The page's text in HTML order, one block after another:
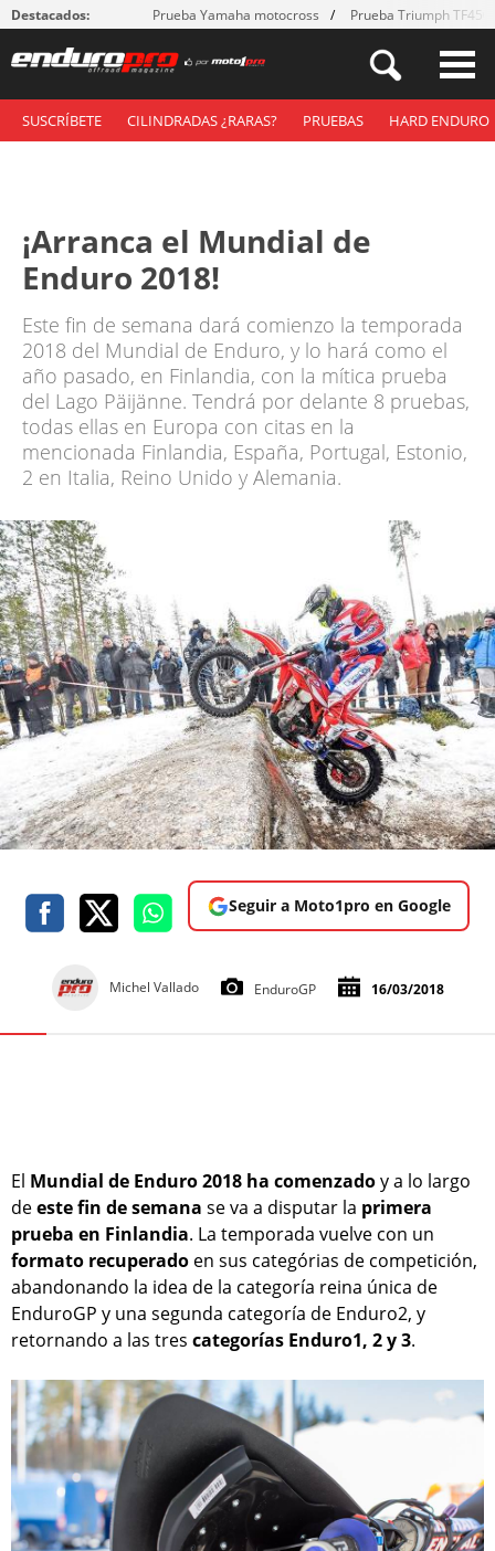
Destacados: Prueba Yamaha motocross Prueba Triumph
SUSCRÍBETE CILINDRADAS ¿RARAS? PRUEBAS HARD ENDURO
¡Arranca el Mundial de
Enduro 2018!
Este fin de semana dará comienzo la temporada
2018 del Mundial de Enduro, y lo hará como el
año pasado, en Finlandia, con la mítica prueba
del Lago Päijänne. Tendrá por delante 8 pruebas,
todas ellas en Europa con citas en la
mencionada Finlandia, España, Portugal, Estonio,
2 en Italia, Reino Unido y Alemania.
Seguir a Moto1pro en Google
Michel Vallado EnduroGP 16/03/2018
El Mundial de Enduro 2018 ha comenzadoy a lo largo
deeste fin de semana se va a disputar la primera
prueba en Finlandia. La temporada vuelve con un
formato recuperado en sus categórias de competición,
abandonando la idea de la categoría reina única de
EnduroGP y una segunda categoría de Enduro2, y
retornando a las tres categorías Enduro1, 2 y 3.